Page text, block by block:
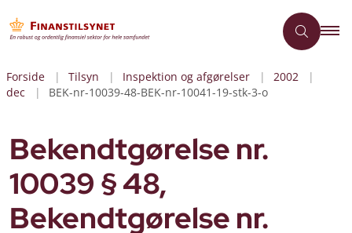
Forside Tilsyn Inspektion og afgørelser
2002
dec
BEK-nr-10039-48-BEK-nr-10041-19-stk-3-o
Bekendtgørelse nr.
10039 § 48,
Bekendtgørelse nr.